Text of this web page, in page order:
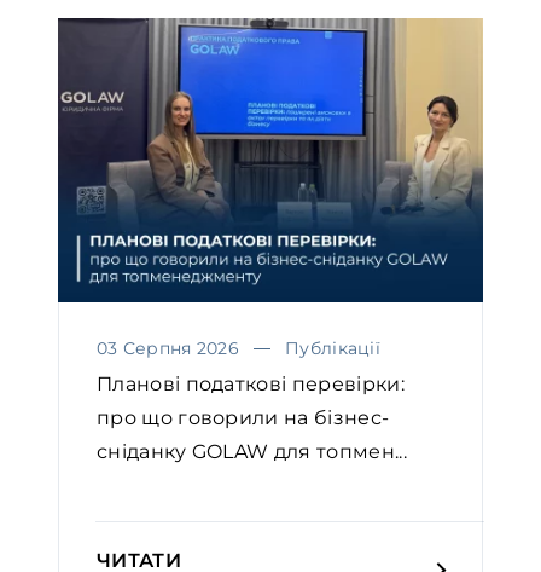
03 Серпня 2026 Публікації
Планові податкові перевірки:
про що говорили на бізнес-
сніданку GOLAW для топмен...
ЧИТАТИ